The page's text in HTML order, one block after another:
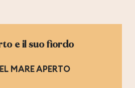
e il suo fiordo
MARE APERTO